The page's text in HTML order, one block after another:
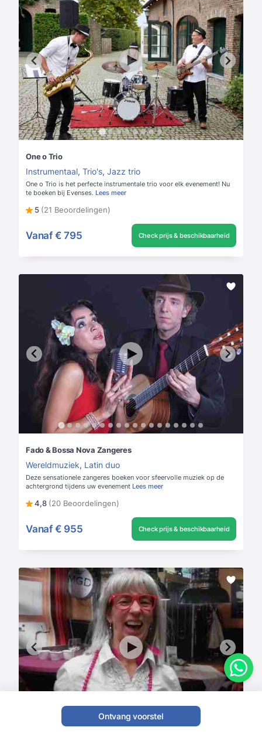
One o Trio
Instrumentaal, Trio's, Jazz trio
One o Trio is het perfecte instrumentale trio voor elk evenement! Nu
te boeken bij Evenses. Lees meer
5 (21 Beoordelingen)
Vanaf € 795 Check prijs & beschikbaarheid
Fado & Bossa Nova Zangeres
Wereldmuziek, Latin duo
Deze sensationele zangeres boeken voor sfeervolle muziek op de
achtergrond tijdens uw evenement Lees meer
4,8 (20 Beoordelingen)
Vanaf € 955 Check prijs & beschikbaarheid
Ontvang voorstel